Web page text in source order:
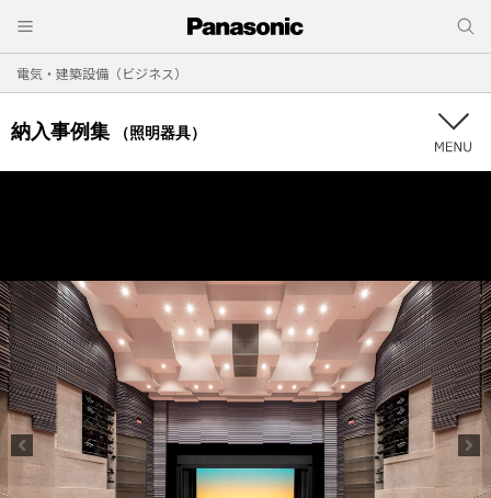
電気・建築設備（ビジネス）
納入事例集 （照明器具）